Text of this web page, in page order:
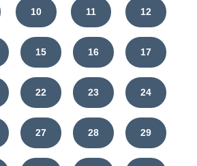
10 11 12
15 16 17
22 23 24
27 28 29